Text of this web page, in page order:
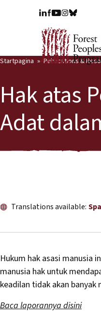
Startpagina Publications &
Hak atas
Adat
Translations available:
Hukum hak asasi manusia
manusia hak untuk
keadilan tidak akan banyak
Baca laporannya disini